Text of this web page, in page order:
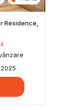
Residence,
2025